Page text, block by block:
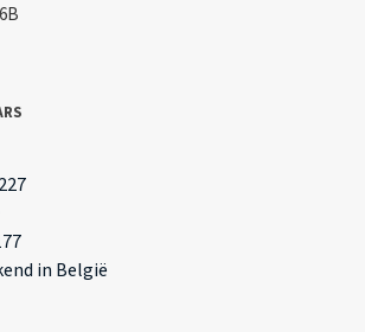
in België